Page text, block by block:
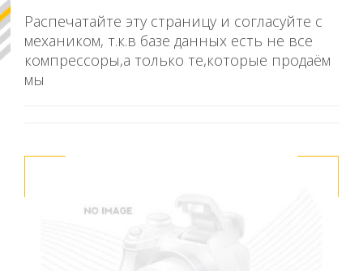
Распечатайте эту страницу и согласуйте с
механиком, т.к.в базе данных есть не все
компрессоры,а только те,которые продаём
мы